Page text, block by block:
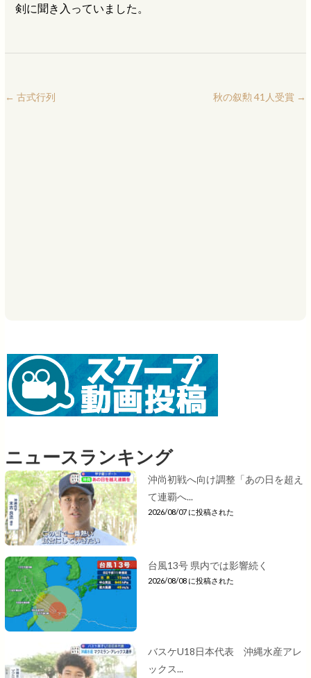
剣に聞き入っていました。
← 古式行列 秋の叙勲 41人受賞 →
ニュースランキング
沖尚初戦へ向け調整「あの日を超え
て連覇へ...
2026/08/07 に投稿された
台風13号 県内では影響続く
2026/08/08 に投稿された
バスケU18日本代表 沖縄水産アレ
ックス...